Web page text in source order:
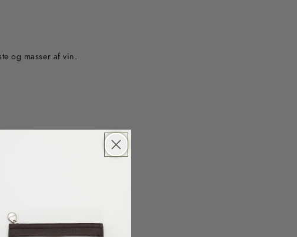
og masser af vin.